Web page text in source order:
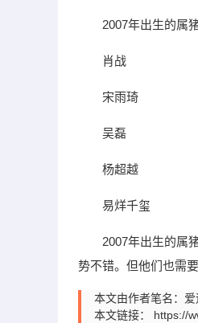
2007年出生的属
肖战
宋雨琦
吴磊
杨超越
易烊千玺
2007年出生的属
势不错。但他们也需
本文由作者笔名：
本文链接： https://